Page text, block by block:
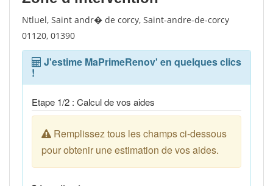
Ntluel, Saint andr� de corcy, Saint-andre-de-corcy
01120, 01390